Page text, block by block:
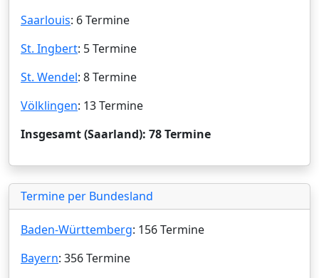
Saarlouis: 6 Termine
St. Ingbert: 5 Termine
St. Wendel: 8 Termine
Völklingen: 13 Termine
Insgesamt (Saarland): 78 Termine
Termine per Bundesland
Baden-Württemberg: 156 Termine
Bayern: 356 Termine